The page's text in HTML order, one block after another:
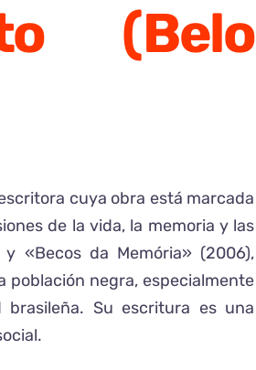
(Belo
cuya obra está marcada
de la vida, la memoria y las
«Becos da Memória» (2006),
población negra, especialmente
Su escritura es una